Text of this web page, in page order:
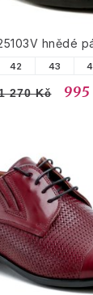
hnědé
42 43
270 Kč